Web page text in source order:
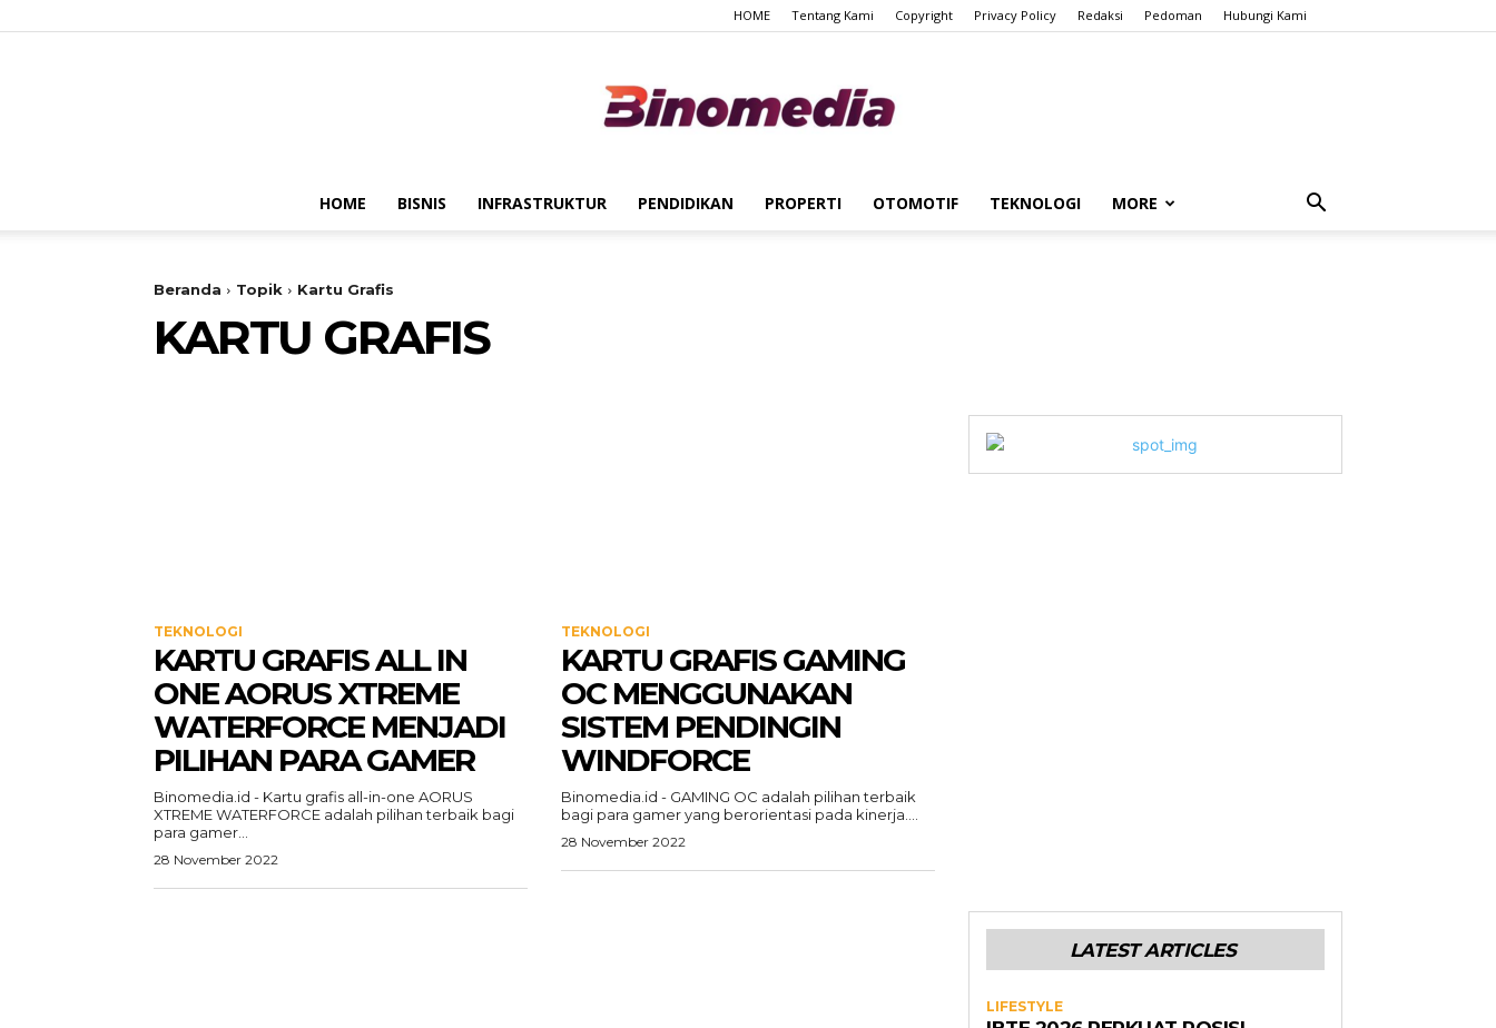
HOME Tentang Kami Copyright Privacy Policy Redaksi Pedoman Hubungi Kami
HOME BISNIS INFRASTRUKTUR PENDIDIKAN PROPERTI OTOMOTIF TEKNOLOGI MORE
Beranda Topik Kartu Grafis
KARTU GRAFIS
TEKNOLOGI
KARTU GRAFIS ALL IN
ONE AORUS XTREME
WATERFORCE MENJADI
PILIHAN PARA GAMER
Binomedia.id - Kartu grafis all-in-one AORUS
XTREME WATERFORCE adalah pilihan terbaik bagi
para gamer...
28 November 2022
TEKNOLOGI
KARTU GRAFIS GAMING
OC MENGGUNAKAN
SISTEM PENDINGIN
WINDFORCE
Binomedia.id - GAMING OC adalah pilihan terbaik
bagi para gamer yang berorientasi pada kinerja....
28 November 2022
LATEST ARTICLES
LIFESTYLE